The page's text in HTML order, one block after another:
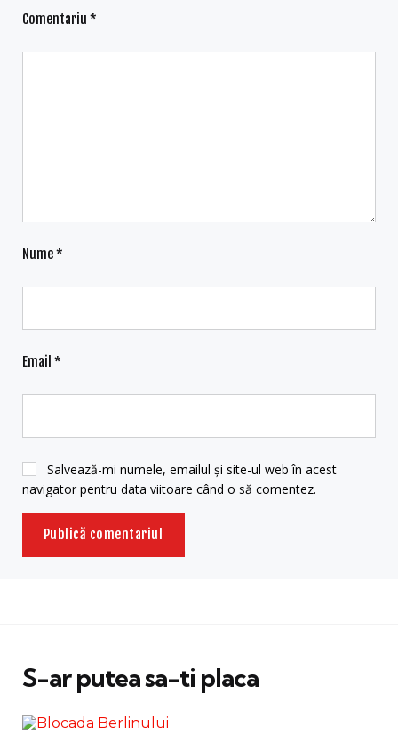
Comentariu *
Nume*
Email *
Salvează-mi numele, emailul și site-ul web în acest
navigator pentru data viitoare când o să comentez.
S-ar putea sa-ti placa